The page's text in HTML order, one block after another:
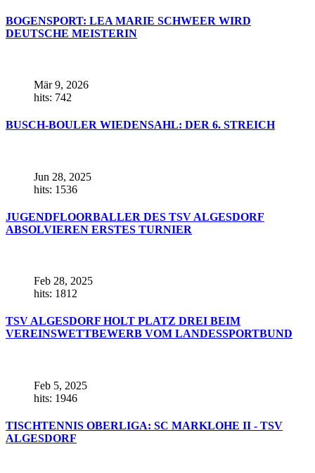
BOGENSPORT: LEA MARIE SCHWEER WIRD
DEUTSCHE MEISTERIN
Mär 9, 2026
hits: 742
BUSCH-BOULER WIEDENSAHL: DER 6. STREICH
Jun 28, 2025
hits: 1536
JUGENDFLOORBALLER DES TSV ALGESDORF
ABSOLVIEREN ERSTES TURNIER
Feb 28, 2025
hits: 1812
TSV ALGESDORF HOLT PLATZ DREI BEIM
VEREINSWETTBEWERB VOM LANDESSPORTBUND
Feb 5, 2025
hits: 1946
TISCHTENNIS OBERLIGA: SC MARKLOHE II - TSV
ALGESDORF